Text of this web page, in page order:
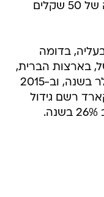
ההשקה, הצרכנים גם יקבלו מתנה של 50 שקלים
בדומה
בארצות הברית,
התחום מגלגל כ-130 מיליארד דולר בשנה, וב-2015
קארד רשם גידול